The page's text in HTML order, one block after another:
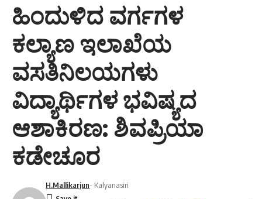
ಹಿಂದುಳಿದ ವರ್ಗಗಳ
ಕಲ್ಯಾಣ ಇಲಾಖೆಯ
ವಸತಿನಿಲಯಗಳು
ವಿದ್ಯಾರ್ಥಿಗಳ ಭವಿಷ್ಯದ
ಆಶಾಕಿರಣ: ಶಿವಪ್ರಿಯಾ
ಕಡೇಚೂರ
H.Mallikarjun- Kalyanasiri